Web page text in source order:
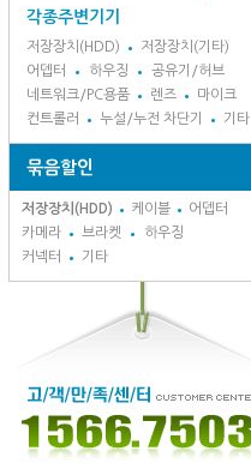
각종주변기기
저장장치(HDD)
저장장치(기타)
어뎁터
하우징
공유기/허브
네트워크/PC용품
렌즈
마이크
컨트롤러
누설/누전 차단기 기타
묶음할인
저장장치(HDD) 케이블
어뎁터
카메라
브라켓
하우징
커넥터
기타